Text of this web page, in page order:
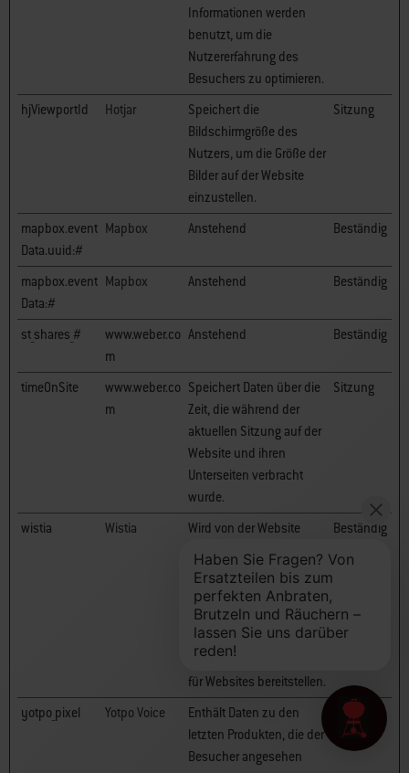
Informationen werden
benutzt, um die
Nutzererfahrung des
Besuchers zu optimieren.
hjViewportId Hotjar
Speichert die
Bildschirmgröße des
Nutzers, um die Größe der
Bilder auf der Website
einzustellen.
Sitzung
mapbox.event
Data.uuid:#
Mapbox Anstehend Beständig
mapbox.event
Data:#
Mapbox Anstehend Beständig
st_shares_#
www.weber.co
m
Anstehend Beständig
timeOnSite
www.weber.co
m
Speichert Daten über die
Zeit, die während der
aktuellen Sitzung auf der
Website und ihren
Unterseiten verbracht
wurde.
Sitzung
wistia Wistia
Wird von der Website
verwendet, um die
Nutzung von
Videoinhalten durch den
Besucher zu verfolgen -
Das Cookie stammt von
Wistia, die Videosoftware
für Websites bereitstellen.
Beständig
yotpo_pixel Yotpo Voice
Enthält Daten zu den
letzten Produkten, die der
Besucher angesehen
1 Tag